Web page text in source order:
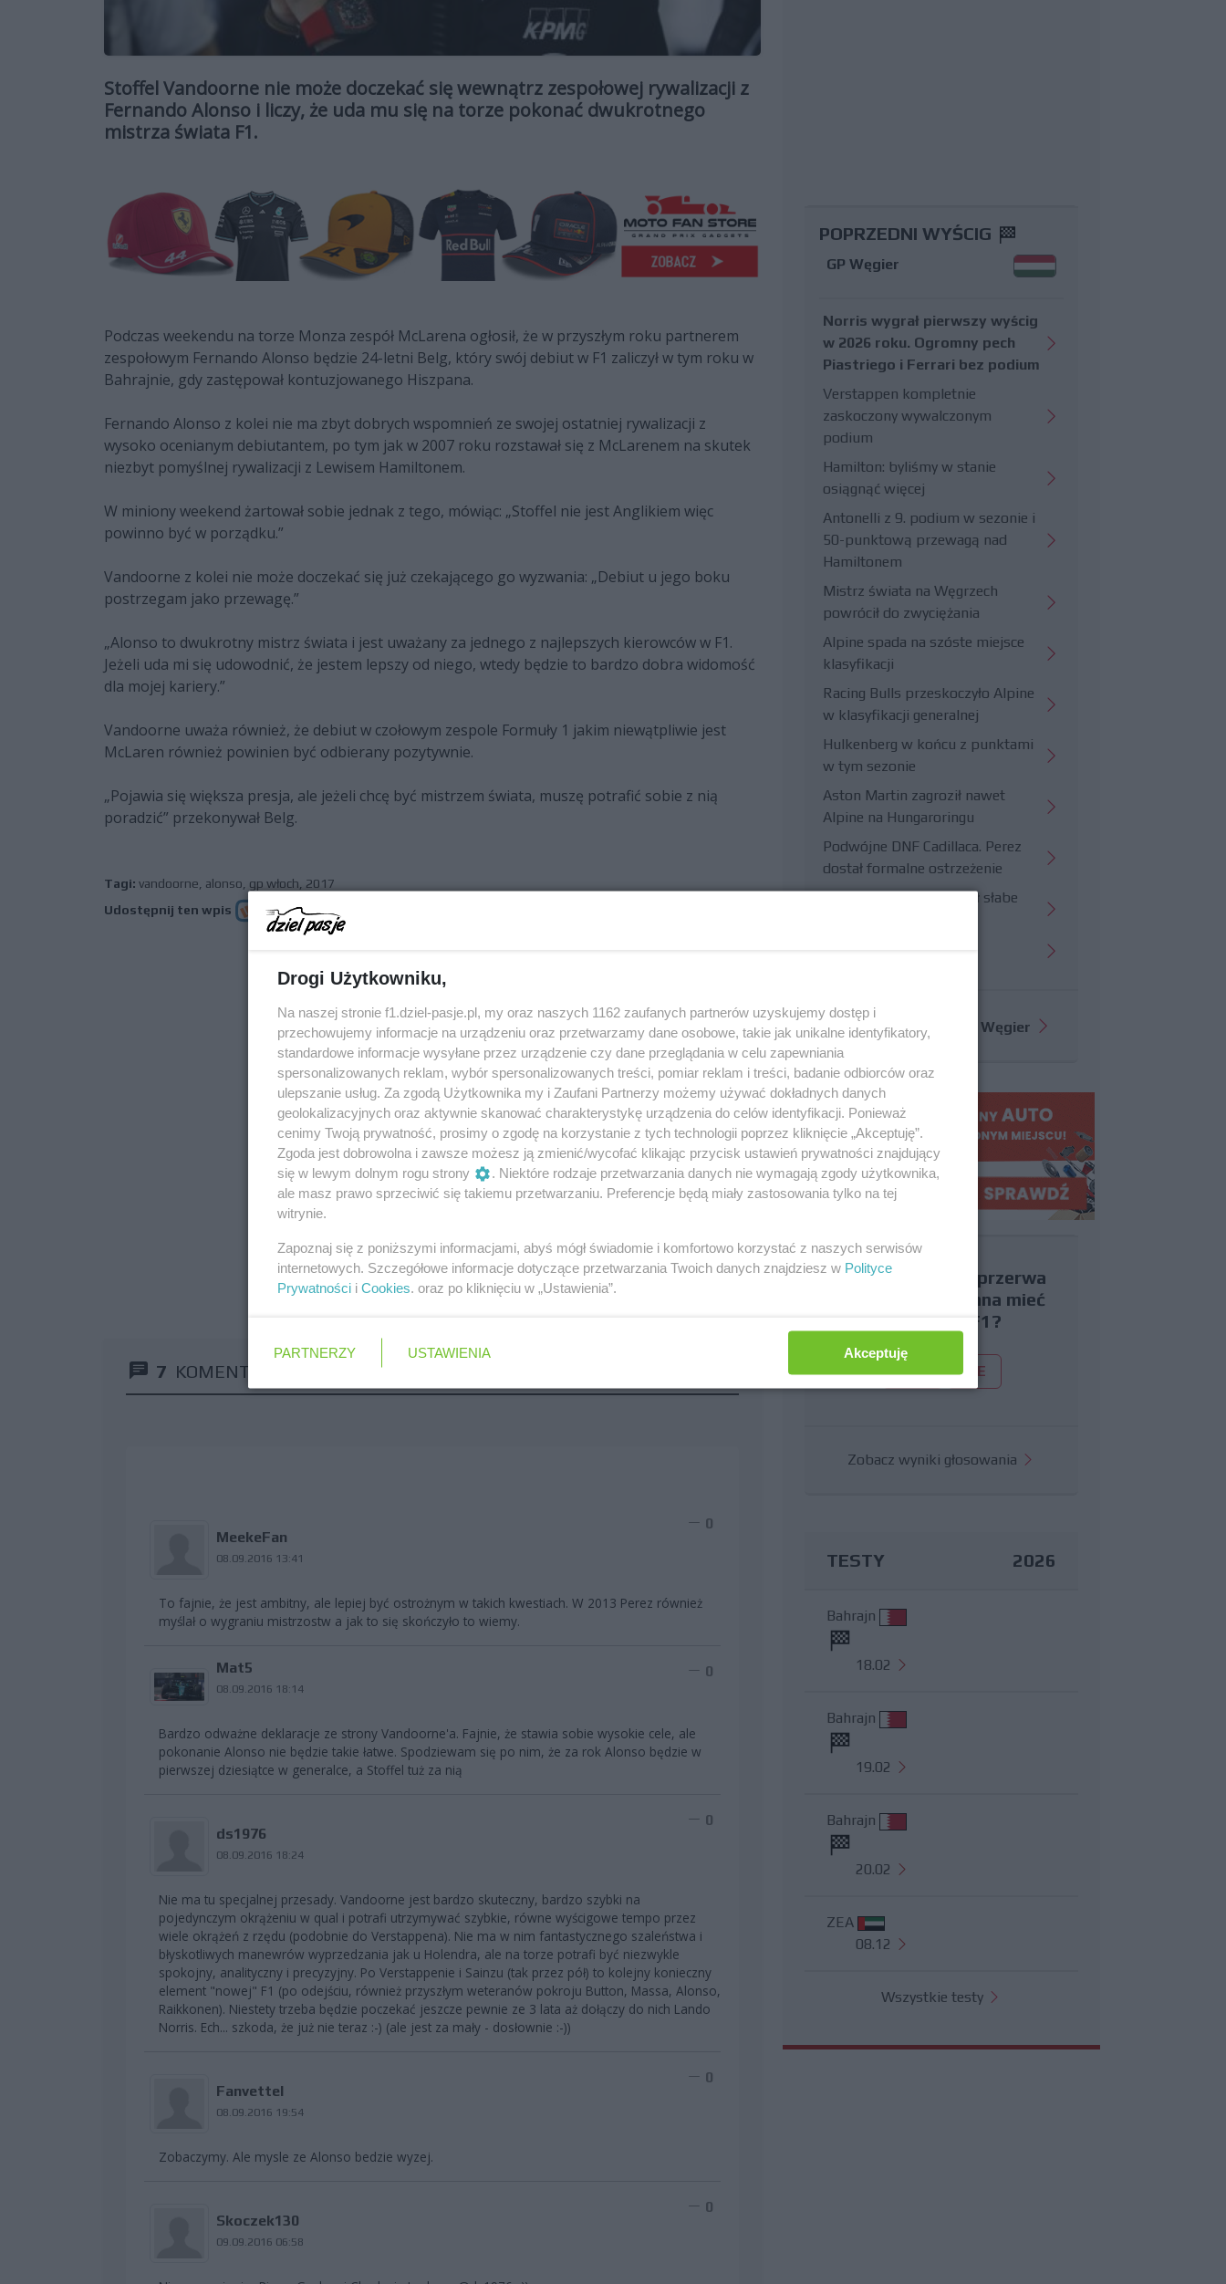
Stoffel Vandoorne nie może doczekać się wewnątrz zespołowej rywalizacji z
Fernando Alonso i liczy, że uda mu się na torze pokonać dwukrotnego
mistrza świata F1.
Podczas weekendu na torze Monza zespół McLarena ogłosił, że w przyszłym roku partnerem
zespołowym Fernando Alonso będzie 24-letni Belg, który swój debiut w F1 zaliczył w tym roku w
Bahrajnie, gdy zastępował kontuzjowanego Hiszpana.
Fernando Alonso z kolei nie ma zbyt dobrych wspomnień ze swojej ostatniej rywalizacji z
wysoko ocenianym debiutantem, po tym jak w 2007 roku rozstawał się z McLarenem na skutek
niezbyt pomyślnej rywalizacji z Lewisem Hamiltonem.
W miniony weekend żartował sobie jednak z tego, mówiąc: „Stoffel nie jest Anglikiem więc
powinno być w porządku.”
Vandoorne z kolei nie może doczekać się już czekającego go wyzwania: „Debiut u jego boku
postrzegam jako przewagę.”
„Alonso to dwukrotny mistrz świata i jest uważany za jednego z najlepszych kierowców w F1.
Jeżeli uda mi się udowodnić, że jestem lepszy od niego, wtedy będzie to bardzo dobra widomość
dla mojej kariery.”
Vandoorne uważa również, że debiut w czołowym zespole Formuły 1 jakim niewątpliwie jest
McLaren również powinien być odbierany pozytywnie.
„Pojawia się większa presja, ale jeżeli chcę być mistrzem świata, muszę potrafić sobie z nią
poradzić” przekonywał Belg.
Tagi: vandoorne alonso gp włoch 2017
Udostępnij ten wpis
poprzedninastępny
7 KOMENTARZY
MeekeFan
08.09.2016 13:41
0
To fajnie, że jest ambitny, ale lepiej być ostrożnym w takich kwestiach. W 2013 Perez również
myślał o wygraniu mistrzostw a jak to się skończyło to wiemy.
Mat5
08.09.2016 18:14
0
Bardzo odważne deklaracje ze strony Vandoorne'a. Fajnie, że stawia sobie wysokie cele, ale
pokonanie Alonso nie będzie takie łatwe. Spodziewam się po nim, że za rok Alonso będzie w
pierwszej dziesiątce w generalce, a Stoffel tuż za nią
ds1976
08.09.2016 18:24
0
Nie ma tu specjalnej przesady. Vandoorne jest bardzo skuteczny, bardzo szybki na
pojedynczym okrążeniu w qual i potrafi utrzymywać szybkie, równe wyścigowe tempo przez
wiele okrążeń z rzędu (podobnie do Verstappena). Nie ma w nim fantastycznego szaleństwa i
błyskotliwych manewrów wyprzedzania jak u Holendra, ale na torze potrafi być niezwykle
spokojny, analityczny i precyzyjny. Po Verstappenie i Sainzu (tak przez pół) to kolejny konieczny
element "nowej" F1 (po odejściu, również przyszłym weteranów pokroju Button, Massa, Alonso,
Raikkonen). Niestety trzeba będzie poczekać jeszcze pewnie ze 3 lata aż dołączy do nich Lando
Norris. Ech... szkoda, że już nie teraz :-) (ale jest za mały - dosłownie :-))
Fanvettel
08.09.2016 19:54
0
Zobaczymy. Ale mysle ze Alonso bedzie wyzej.
Skoczek130
09.09.2016 06:58
0
POPRZEDNI WYŚCIG
GP Węgier
Norris wygrał pierwszy wyścig
w 2026 roku. Ogromny pech
Piastriego i Ferrari bez podium
Verstappen kompletnie
zaskoczony wywalczonym
podium
Hamilton: byliśmy w stanie
osiągnąć więcej
Antonelli z 9. podium w sezonie i
50-punktową przewagą nad
Hamiltonem
Mistrz świata na Węgrzech
powrócił do zwyciężania
Alpine spada na szóste miejsce
klasyfikacji
Racing Bulls przeskoczyło Alpine
w klasyfikacji generalnej
Hulkenberg w końcu z punktami
w tym sezonie
Aston Martin zagroził nawet
Alpine na Hungaroringu
Podwójne DNF Cadillaca. Perez
dostał formalne ostrzeżenie
Hungaroring potwierdził słabe
Więcej informacji o GP Węgier
Czy uważasz, że przerwa
wakacyjna powinna mieć
miejsce w F1?
TAK NIE
Zobacz wyniki głosowania
TESTY 2026
Bahrajn
18.02
Bahrajn
19.02
Bahrajn
20.02
ZEA
08.12
Wszystkie testy
Drogi Użytkowniku,
Na naszej stronie f1.dziel-pasje.pl, my oraz naszych 1162 zaufanych partnerów uzyskujemy dostęp i
przechowujemy informacje na urządzeniu oraz przetwarzamy dane osobowe, takie jak unikalne identyfikatory,
standardowe informacje wysyłane przez urządzenie czy dane przeglądania w celu zapewniania
spersonalizowanych reklam, wybór spersonalizowanych treści, pomiar reklam i treści, badanie odbiorców oraz
ulepszanie usług. Za zgodą Użytkownika my i Zaufani Partnerzy możemy używać dokładnych danych
geolokalizacyjnych oraz aktywnie skanować charakterystykę urządzenia do celów identyfikacji. Ponieważ
cenimy Twoją prywatność, prosimy o zgodę na korzystanie z tych technologii poprzez kliknięcie „Akceptuję”.
Zgoda jest dobrowolna i zawsze możesz ją zmienić/wycofać klikając przycisk ustawień prywatności znajdujący
się w lewym dolnym rogu strony
. Niektóre rodzaje przetwarzania danych nie wymagają zgody użytkownika,
ale masz prawo sprzeciwić się takiemu przetwarzaniu. Preferencje będą miały zastosowania tylko na tej
witrynie.
Zapoznaj się z poniższymi informacjami, abyś mógł świadomie i komfortowo korzystać z naszych serwisów
internetowych. Szczegółowe informacje dotyczące przetwarzania Twoich danych znajdziesz w Polityce
Prywatności i Cookies. oraz po kliknięciu w „Ustawienia”.
PARTNERZY USTAWIENIA Akceptuję